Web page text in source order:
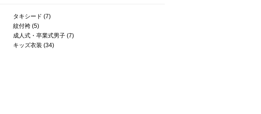
タキシード (7)
紋付袴(5)
成人式・卒業式男子(7)
キッズ衣装 (34)